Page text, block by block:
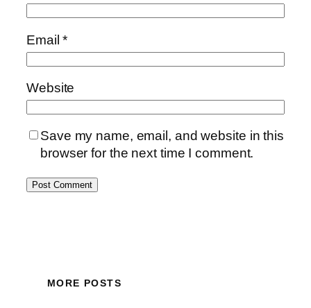
Email*
Website
Save my name, email, and website in this
browser for the next time I comment.
MORE POSTS